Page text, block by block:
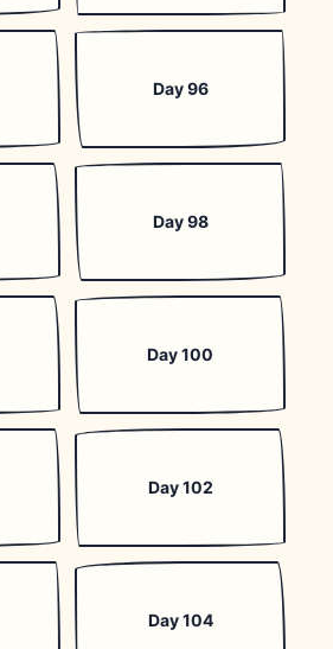
Day 96
Day 98
Day 100
Day 102
Day 104